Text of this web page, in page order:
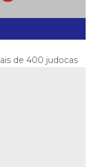
de 400 judocas